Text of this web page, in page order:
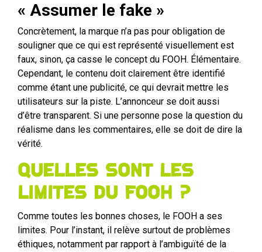
« Assumer le fake »
Concrètement, la marque n’a pas pour obligation de
souligner que ce qui est représenté visuellement est
faux, sinon, ça casse le concept du FOOH. Élémentaire.
Cependant, le contenu doit clairement être identifié
comme étant une publicité, ce qui devrait mettre les
utilisateurs sur la piste. L’annonceur se doit aussi
d’être transparent. Si une personne pose la question du
réalisme dans les commentaires, elle se doit de dire la
vérité.
Quelles sont les
limites du FOOH ?
Comme toutes les bonnes choses, le FOOH a ses
limites. Pour l’instant, il relève surtout de problèmes
éthiques, notamment par rapport à l’ambiguïté de la